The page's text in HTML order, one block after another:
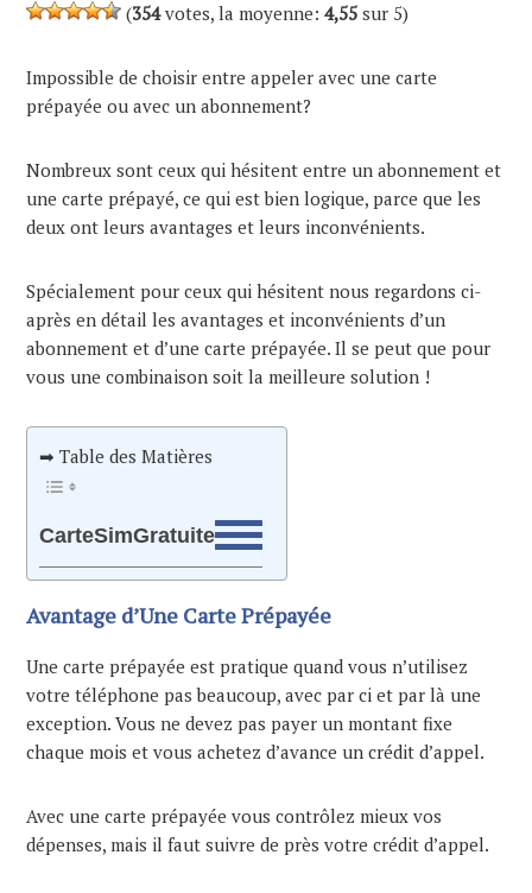
(354votes, la moyenne:4,55 sur 5)
Impossible de choisir entre appeler avec une carte
prépayée ou avec un abonnement?
Nombreux sont ceux qui hésitent entre un abonnement et
une carte prépayé, ce qui est bien logique, parce que les
deux ont leurs avantages et leurs inconvénients.
Spécialement pour ceux qui hésitent nous regardons ci-
après en détail les avantages et inconvénients d’un
abonnement et d’une carte prépayée. Il se peut que pour
vous une combinaison soit la meilleure solution !
➡ Table des Matières
CarteSimGratuite
Avantage d’Une Carte Prépayée
Une carte prépayée est pratique quand vous n’utilisez
votre téléphone pas beaucoup, avec par ci et par là une
exception. Vous ne devez pas payer un montant fixe
chaque mois et vous achetez d’avance un crédit d’appel.
Avec une carte prépayée vous contrôlez mieux vos
dépenses, mais il faut suivre de près votre crédit d’appel.